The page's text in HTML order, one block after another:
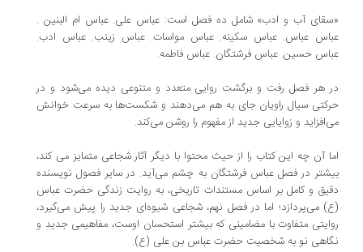
آب و ادب» شامل ده فصل است: عباس علی. عباس ام البنین .
عباس. عباس سکینه. عباس مواسات. عباس زینب. عباس ادب.
حسین. عباس فرشتگان. عباس فاطمه.
هر فصل رفت و برگشت روایی متعدد و متنوعی دیده می‌شود و در
سیال راویان جای به هم می‌دهند و شکست‌ها به سرعت خوانش
و زوایایی جدید از مفهوم را روشن می‌کند.
آن چه این کتاب را از حیث محتوا با دیگر آثار شجاعی متمایز می کند،
در فصل عباس فرشتگان به چشم می‌آید. در سایر فصول نویسنده
و کامل بر اساس مستندات تاریخی، به روایت زندگی حضرت عباس
می‌پردازد؛ اما در فصل نهم، شجاعی شیوه‌ای جدید را پیش می‌گیرد،
متفاوت با مضامینی که بیشتر استحسان اوست، مفاهیمی جدید و
نو به شخصیت حضرت عباس بن علی (ع).